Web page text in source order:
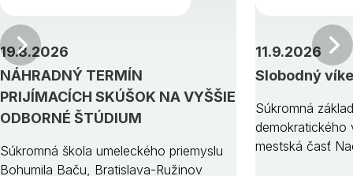
NÁHRADNÝ TERMÍN
PRIJÍMACÍCH SKÚŠOK NA VYŠŠIE
ODBORNÉ ŠTÚDIUM
19.8.2026
Súkromná škola umeleckého priemyslu
Bohumila Baču, Bratislava-Ružinov
Slobodný
11.9.2026
Súkromná
demokratického
mestská časť
Predchádzajúci